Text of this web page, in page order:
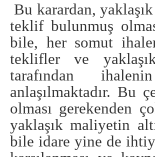
Bu karardan,
teklif bulunmuş
bile, her somut
teklifler ve
tarafından
anlaşılmaktadır. Bu
olması gerekenden
yaklaşık maliyetin
bile idare yine de